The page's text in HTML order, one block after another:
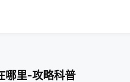
哪里-攻略科普